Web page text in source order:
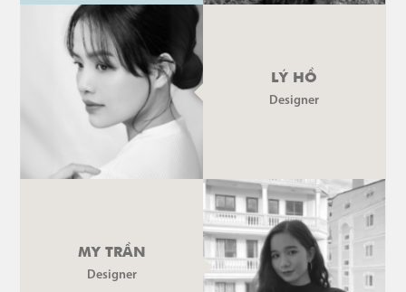
LÝ HỒ
Designer
MY TRẦN
Designer